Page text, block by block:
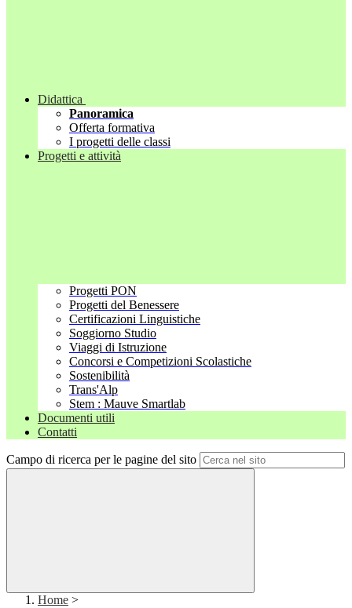
Didattica
Panoramica
Offerta formativa
I progetti delle classi
Progetti e attività
Progetti PON
Progetti del Benessere
Certificazioni Linguistiche
Soggiorno Studio
Viaggi di Istruzione
Concorsi e Competizioni Scolastiche
Sostenibilità
Trans'Alp
Stem : Mauve Smartlab
Documenti utili
Contatti
Campo di ricerca per le pagine del sito
Home >